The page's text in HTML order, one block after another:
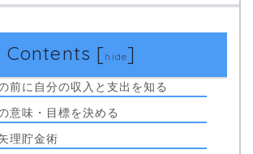
Contents [hide]
前に自分の収入と支出を知る
意味・目標を決める
理貯金術